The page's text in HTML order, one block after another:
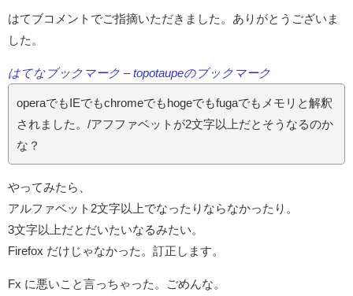
はてブコメントでご指摘いただきました。ありがとうございま
した。
はてなブックマーク – topotaupeのブックマーク
operaでもIEでもchromeでもhogeでもfugaでもメモリと解釈
されました。/アフファベットが2文字以上だとそうなるのか
な？
やってみたら、
アルファベット2文字以上でなったりならなかったり。
3文字以上だとだいたいなるみたい。
Firefox だけじゃなかった。訂正します。
Fx に悪いこと言っちゃった。ごめんな。